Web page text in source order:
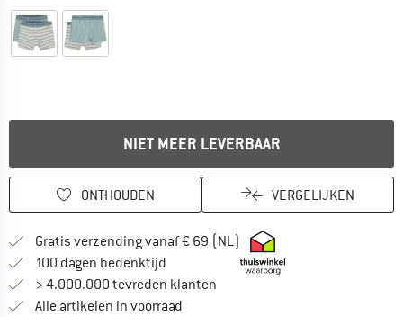
NIET MEER LEVERBAAR
ONTHOUDEN VERGELIJKEN
Gratis verzending vanaf € 69 (NL) Vind hier de
100 dagen bedenktijd Vind de betalingsinformatie hier!
> 4.000.000 tevreden klanten
Alle artikelen in voorraad